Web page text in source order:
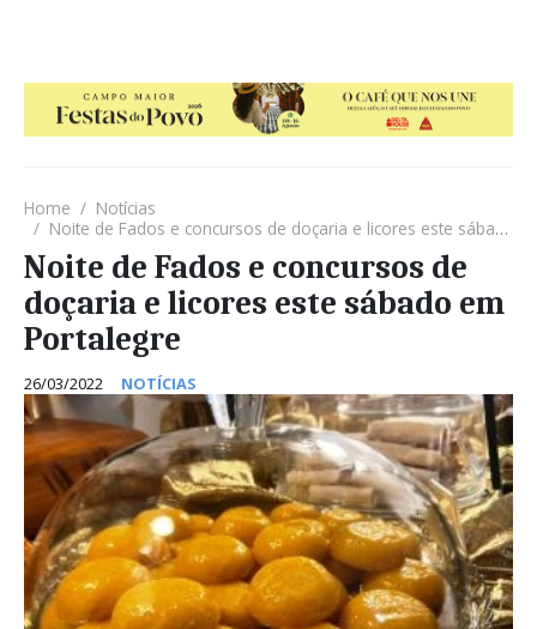
Home
Notícias
Noite de Fados e concursos de doçaria e licores este sábado em Portalegre
Noite de Fados e concursos de
doçaria e licores este sábado em
Portalegre
26/03/2022 NOTÍCIAS